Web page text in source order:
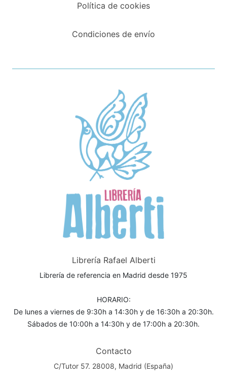
Política de cookies
Condiciones de envío
Librería Rafael Alberti
Librería de referencia en Madrid desde 1975
HORARIO:
De lunes a viernes de 9:30h a 14:30h y de 16:30h a 20:30h.
Sábados de 10:00h a 14:30h y de 17:00h a 20:30h.
Contacto
C/Tutor 57. 28008, Madrid (España)